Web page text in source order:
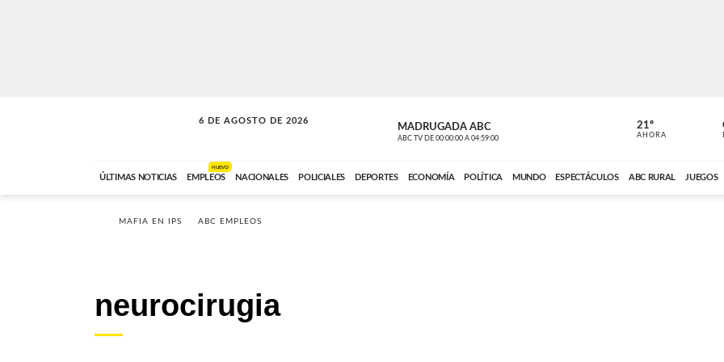
6 DE AGOSTO DE 2026
SOLO MÚSICA MADRUGADA ABC
ABC TV DE 00:00:00 A 04:59:00 ABC CARDINAL
21º
AHORA
ÚLTIMAS NOTICIAS EMPLEOS
NUEVO
NACIONALES POLICIALES DEPORTES ECONOMÍA POLÍTICA MUNDO ESPECTÁCULOS ABC RURAL JUEGOS
MAFIA EN IPS ABC EMPLEOS
neurocirugia